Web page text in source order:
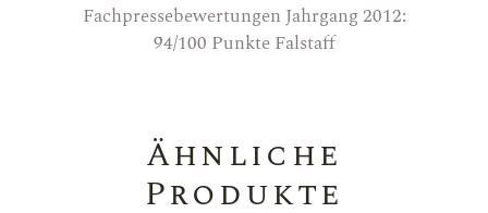
Fachpressebewertungen Jahrgang 2012:
94/100 Punkte Falstaff
Ähnliche
Produkte